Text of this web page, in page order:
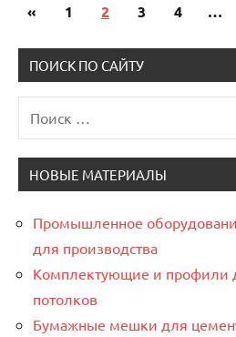
Пагинация
записей
« Предыдущие
1 2 3 4 …
ПОИСК ПО САЙТУ
Поиск
для:
НОВЫЕ МАТЕРИАЛЫ
Промышленное
для производства
Комплектующие и профили
потолков
Бумажные мешки для